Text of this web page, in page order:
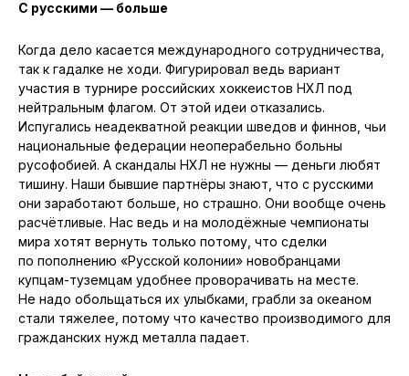
С русскими — больше
Когда дело касается международного сотрудничества,
так к гадалке не ходи. Фигурировал ведь вариант
участия в турнире российских хоккеистов НХЛ под
нейтральным флагом. От этой идеи отказались.
Испугались неадекватной реакции шведов и финнов, чьи
национальные федерации неоперабельно больны
русофобией. А скандалы НХЛ не нужны — деньги любят
тишину. Наши бывшие партнёры знают, что с русскими
они заработают больше, но страшно. Они вообще очень
расчётливые. Нас ведь и на молодёжные чемпионаты
мира хотят вернуть только потому, что сделки
по пополнению «Русской колонии» новобранцами
купцам-туземцам удобнее проворачивать на месте.
Не надо обольщаться их улыбками, грабли за океаном
стали тяжелее, потому что качество производимого для
гражданских нужд металла падает.